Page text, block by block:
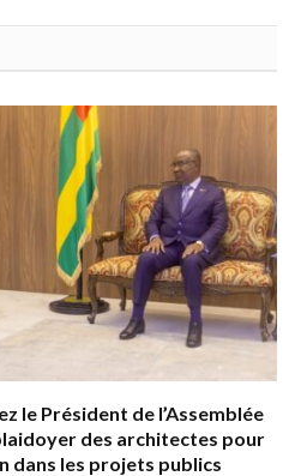
le Président de l’Assemblée
des architectes pour
dans les projets publics